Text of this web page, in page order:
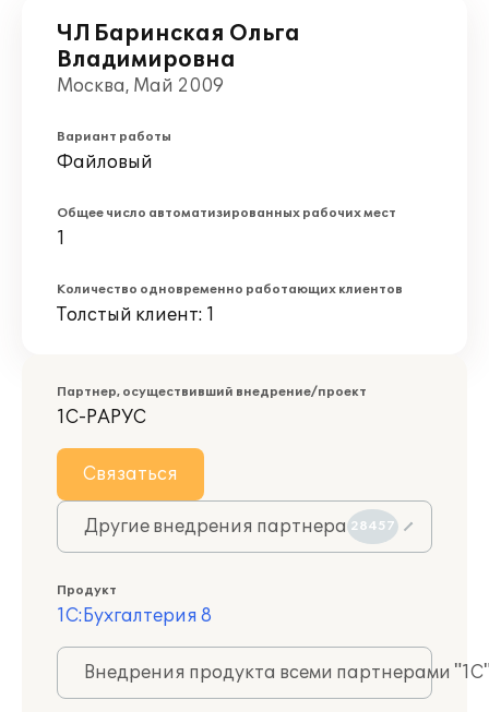
ЧЛ Баринская Ольга
Владимировна
Москва, Май 2009
Вариант работы
Файловый
Общее число автоматизированных рабочих мест
1
Количество одновременно работающих клиентов
Толстый клиент: 1
Партнер, осуществивший внедрение/проект
1С-РАРУС
Связаться
Другие внедрения партнера 28457
Продукт
1С:Бухгалтерия 8
Внедрения продукта всеми партнерами